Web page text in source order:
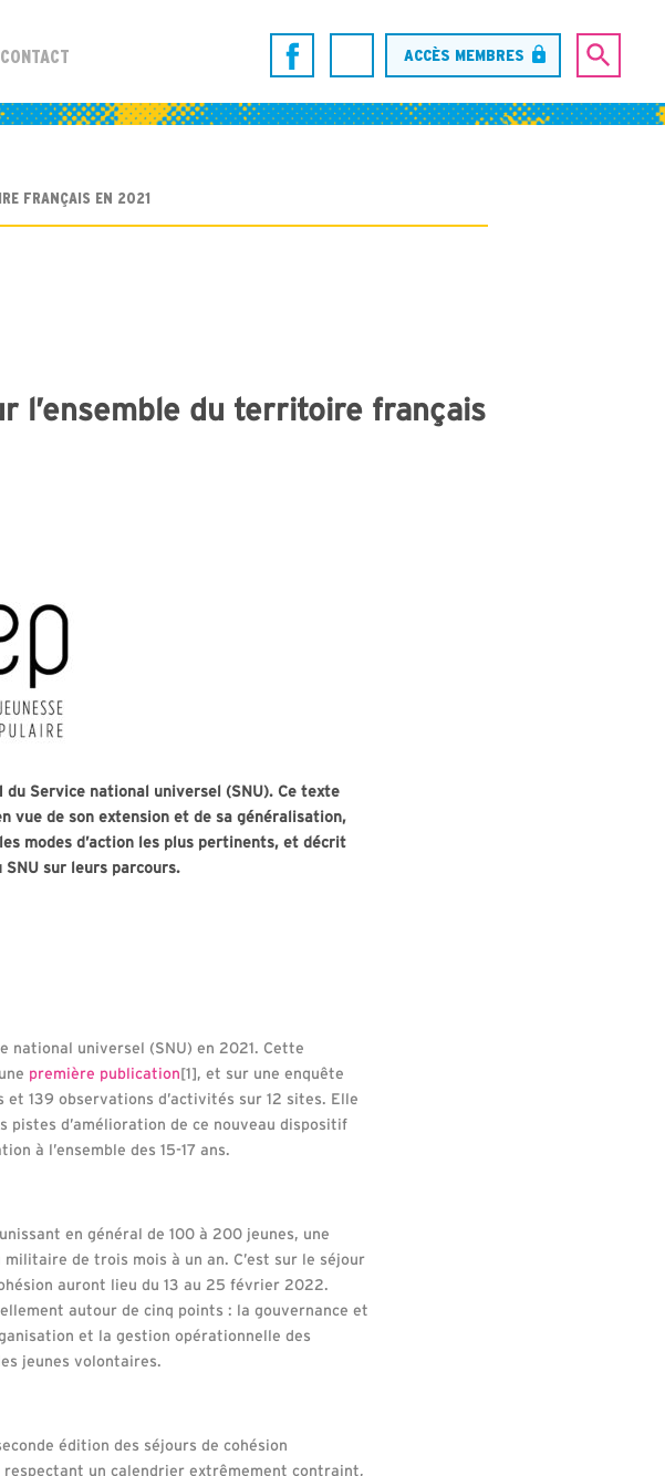
CONTACT ACCÈS MEMBRES
FRANÇAIS EN 2021
l’ensemble du territoire français
du Service national universel (SNU). Ce texte
vue de son extension et de sa généralisation,
modes d’action les plus pertinents, et décrit
sur leurs parcours.
national universel (SNU) en 2021. Cette
première publication[1], et sur une enquête
139 observations d’activités sur 12 sites. Elle
d’amélioration de ce nouveau dispositif
à l’ensemble des 15-17 ans.
en général de 100 à 200 jeunes, une
de trois mois à un an. C’est sur le séjour
auront lieu du 13 au 25 février 2022.
autour de cinq points : la gouvernance et
et la gestion opérationnelle des
jeunes volontaires.
édition des séjours de cohésion
un calendrier extrêmement contraint,